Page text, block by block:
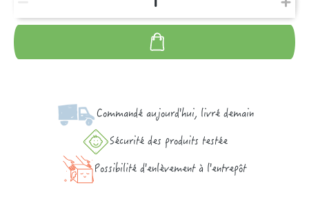
Commandé aujourd'hui, livré demain
Sécurité des produits testée
Possibilité d'enlèvement à l'entrepôt